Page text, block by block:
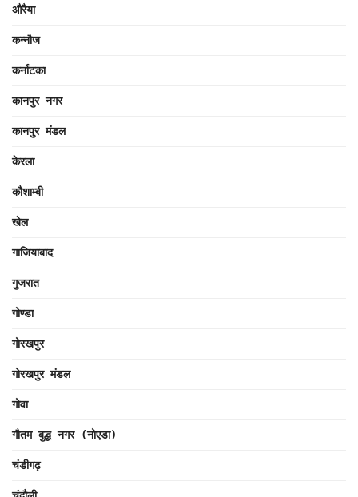
औरैया
कन्नौज
कर्नाटका
कानपुर नगर
कानपुर मंडल
केरला
कौशाम्बी
खेल
गाजियाबाद
गुजरात
गोण्डा
गोरखपुर
गोरखपुर मंडल
गोवा
गौतम बुद्ध नगर (नोएडा)
चंडीगढ़